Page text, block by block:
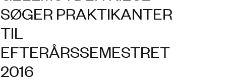
SØGER PRAKTIKANTER
TIL
EFTERÅRSSEMESTRET
2016